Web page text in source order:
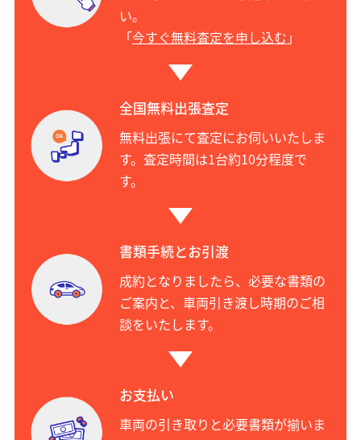
い。
「今すぐ無料査定を申し込む 」
全国無料出張査定
無料出張にて査定にお伺いいたしま
す。査定時間は1台約10分程度で
す。
書類手続とお引渡
成約となりましたら、必要な書類の
ご案内と、車両引き渡し時期のご相
談をいたします。
お支払い
車両の引き取りと必要書類が揃いま